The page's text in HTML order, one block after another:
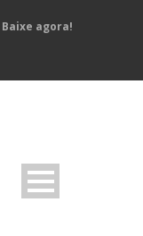
Baixe agora!